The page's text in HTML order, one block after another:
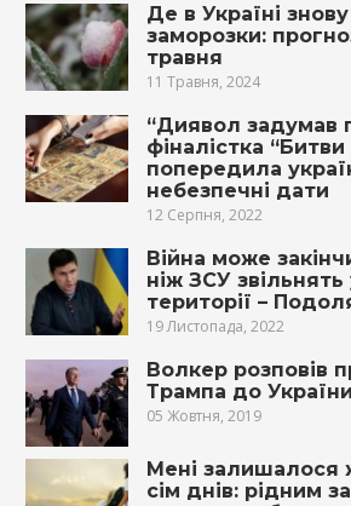
Де в Україні
заморозки:
травня
11 Травня, 2024
“Диявол задумав
фіналістка
попередила
небезпечні дати
12 Серпня, 2022
Війна може
ніж ЗСУ звільнять
території –
19 Листопада, 2022
Волкер розповів
Трампа до України
05 Жовтня, 2019
Мені залишалося
сім днів: рідним